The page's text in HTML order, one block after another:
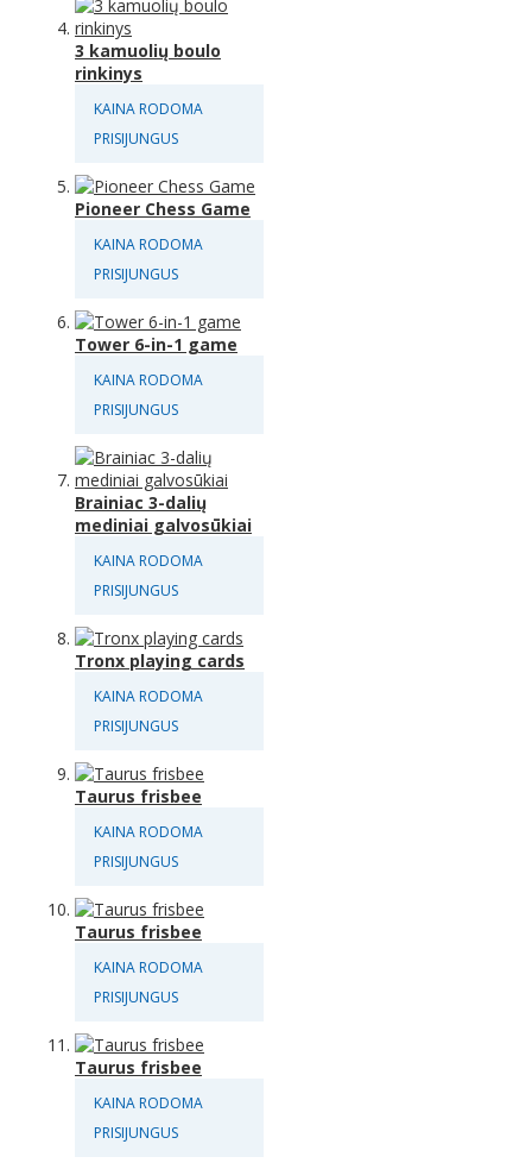
3 kamuolių boulo
rinkinys
KAINA RODOMA
PRISIJUNGUS
Pioneer Chess Game
KAINA RODOMA
PRISIJUNGUS
Tower 6-in-1 game
KAINA RODOMA
PRISIJUNGUS
Brainiac 3-dalių
mediniai galvosūkiai
KAINA RODOMA
PRISIJUNGUS
Tronx playing cards
KAINA RODOMA
PRISIJUNGUS
Taurus frisbee
KAINA RODOMA
PRISIJUNGUS
Taurus frisbee
KAINA RODOMA
PRISIJUNGUS
Taurus frisbee
KAINA RODOMA
PRISIJUNGUS